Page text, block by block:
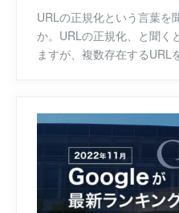
URLの正規化という言葉を
か。URLの正規化、と聞く
ますが、複数存在するURL